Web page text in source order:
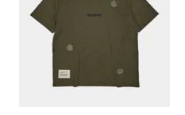
zmianę
zdjęcia
produktu